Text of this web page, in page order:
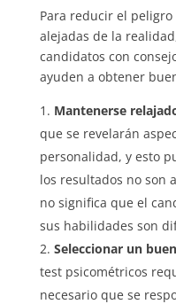
Para reducir el
alejadas de la
candidatos con
ayuden a obtener
Mantenerse
que se revelarán
personalidad, y esto
los resultados no son
no significa que el
sus habilidades son
Seleccionar un
test psicométricos
necesario que se